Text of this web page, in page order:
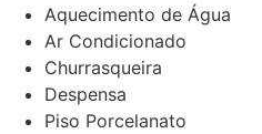
Aquecimento de Água
Ar Condicionado
Churrasqueira
Despensa
Piso Porcelanato